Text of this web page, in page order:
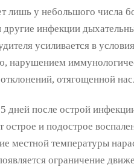
лишь у небольшого числа
другие инфекции
усиливается в
нарушением
отягощенной
дней после острой
острое и подострое
местной температуры
ограничение